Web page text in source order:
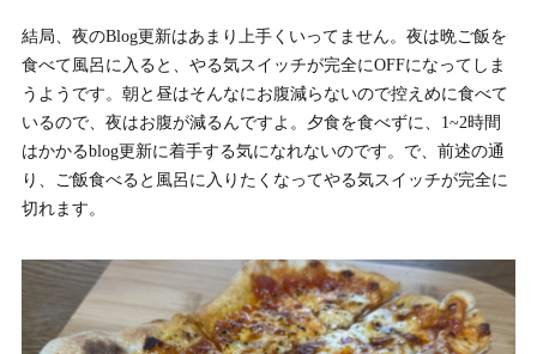
結局、夜のBlog更新はあまり上手くいってません。夜は晩ご飯を
食べて風呂に入ると、やる気スイッチが完全にOFFになってしま
うようです。朝と昼はそんなにお腹減らないので控えめに食べて
いるので、夜はお腹が減るんですよ。夕食を食べずに、1~2時間
はかかるblog更新に着手する気になれないのです。で、前述の通
り、ご飯食べると風呂に入りたくなってやる気スイッチが完全に
切れます。